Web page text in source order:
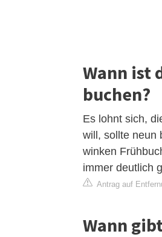
Wann ist
buchen?
Es lohnt sich,
will, sollte neun
winken
immer deutlich
Antrag auf
Wann